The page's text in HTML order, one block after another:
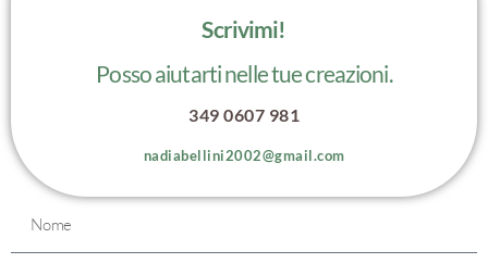
Scrivimi!
Posso aiutarti nelle tue creazioni.
349 0607 981
nadiabellini2002@gmail.com